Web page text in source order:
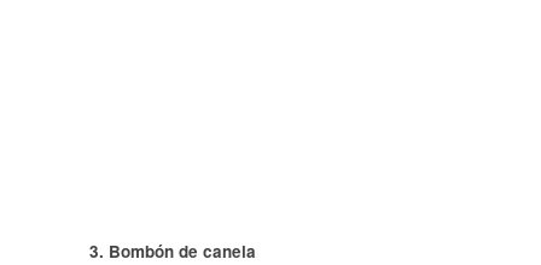
3. Bombón de canela